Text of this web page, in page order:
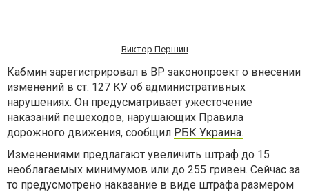
Виктор Першин
Кабмин зарегистрировал в ВР законопроект о внесении
изменений в ст. 127 КУ об административных
нарушениях. Он предусматривает ужесточение
наказаний пешеходов, нарушающих Правила
дорожного движения, сообщил РБК Украина.
Изменениями предлагают увеличить штраф до 15
необлагаемых минимумов или до 255 гривен. Сейчас за
то предусмотрено наказание в виде штрафа размером